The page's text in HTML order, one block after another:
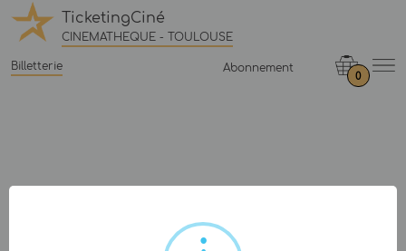
TicketingCiné
CINEMATHEQUE - TOULOUSE
Billetterie Abonnement
0